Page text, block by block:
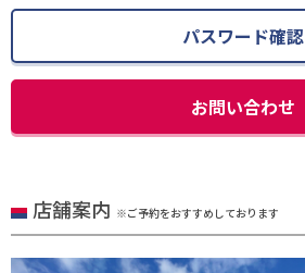
パスワード確認
お問い合わせ
店舗案内 ※ご予約をおすすめしております